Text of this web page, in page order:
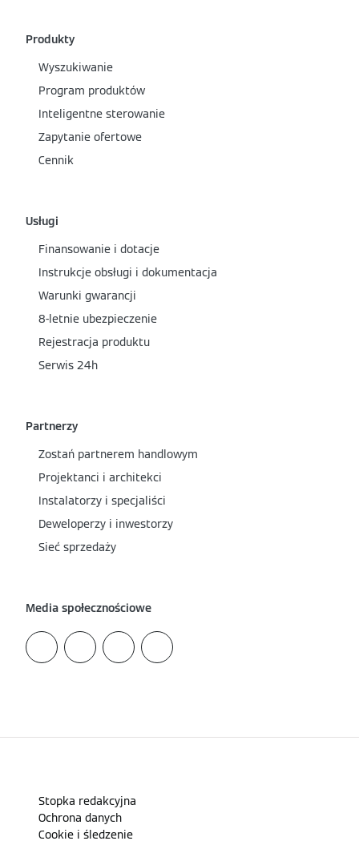
Produkty
Wyszukiwanie
Program produktów
Inteligentne sterowanie
Zapytanie ofertowe
Cennik
Usługi
Finansowanie i dotacje
Instrukcje obsługi i dokumentacja
Warunki gwarancji
8-letnie ubezpieczenie
Rejestracja produktu
Serwis 24h
Partnerzy
Zostań partnerem handlowym
Projektanci i architekci
Instalatorzy i specjaliści
Deweloperzy i inwestorzy
Sieć sprzedaży
Media społecznościowe
Stopka redakcyjna
Ochrona danych
Cookie i śledzenie